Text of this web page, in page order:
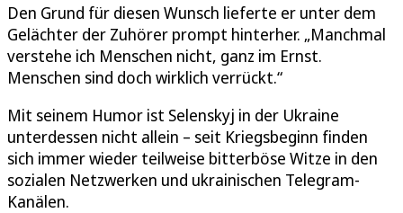
Den Grund für diesen Wunsch lieferte er unter dem
Gelächter der Zuhörer prompt hinterher. „Manchmal
verstehe ich Menschen nicht, ganz im Ernst.
Menschen sind doch wirklich verrückt.“
Mit seinem Humor ist Selenskyj in der Ukraine
unterdessen nicht allein – seit Kriegsbeginn finden
sich immer wieder teilweise bitterböse Witze in den
sozialen Netzwerken und ukrainischen Telegram-
Kanälen.